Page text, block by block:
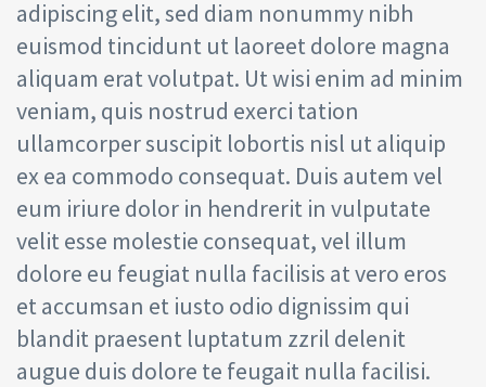
adipiscing elit, sed diam nonummy nibh
euismod tincidunt ut laoreet dolore magna
aliquam erat volutpat. Ut wisi enim ad minim
veniam, quis nostrud exerci tation
ullamcorper suscipit lobortis nisl ut aliquip
ex ea commodo consequat. Duis autem vel
eum iriure dolor in hendrerit in vulputate
velit esse molestie consequat, vel illum
dolore eu feugiat nulla facilisis at vero eros
et accumsan et iusto odio dignissim qui
blandit praesent luptatum zzril delenit
augue duis dolore te feugait nulla facilisi.